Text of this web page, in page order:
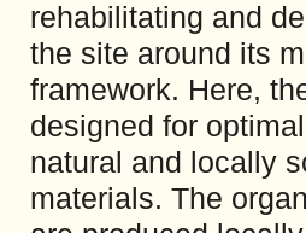
rehabilitating and
the site around its
framework. Here,
designed for
natural and locally
materials. The